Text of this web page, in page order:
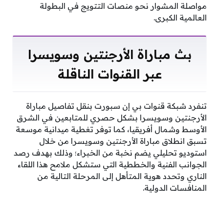
مواصلة المشوار نحو منصات التتويج في البطولة
العالمية الكبرى.
بث مباراة الأرجنتين وسويسرا
عبر القنوات الناقلة
تنفرد شبكة قنوات بي إن سبورت بنقل تفاصيل مباراة
الأرجنتين وسويسرا بشكل حصري للمتابعين في الشرق
الأوسط وشمال أفريقيا، كما توفر تغطية ميدانية موسعة
تسبق انطلاق مباراة الأرجنتين وسويسرا من خلال
استوديو تحليلي يضم نخبة من الخبراء؛ وذلك بهدف رصد
الجوانب الفنية والخططية التي ستشكل ملامح هذا اللقاء
الناري وتحدد هوية المتأهل إلى المرحلة التالية من
المنافسات الدولية.